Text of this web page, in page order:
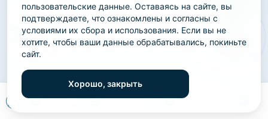
0 0 0
пользовательские данные. Оставаясь на сайте, вы
подтверждаете, что ознакомлены и согласны с
условиями их сбора и использования. Если вы не
хотите, чтобы ваши данные обрабатывались, покиньте
сайт.
Хорошо, закрыть
2026 ООО «Научно-производственная лаборатория
«ОРТОДЕНТ»